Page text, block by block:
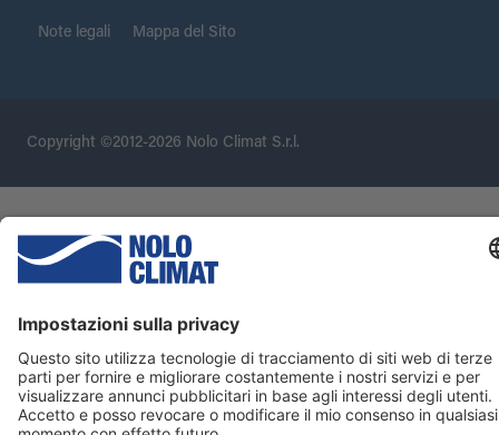
Note legali Mappa del Sito
Copyright ©2012-2026 Nolo Climat S.r.l.